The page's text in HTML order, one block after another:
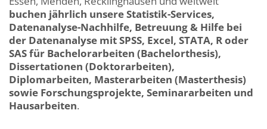
buchen jährlich unsere Statistik-Services,
Datenanalyse-Nachhilfe, Betreuung & Hilfe bei
der Datenanalyse mit SPSS, Excel, STATA, R oder
SAS für Bachelorarbeiten (Bachelorthesis),
Dissertationen (Doktorarbeiten),
Diplomarbeiten, Masterarbeiten (Masterthesis)
sowie Forschungsprojekte, Seminararbeiten und
Hausarbeiten.